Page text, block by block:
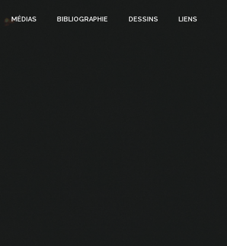
MÉDIAS BIBLIOGRAPHIE DESSINS LIENS